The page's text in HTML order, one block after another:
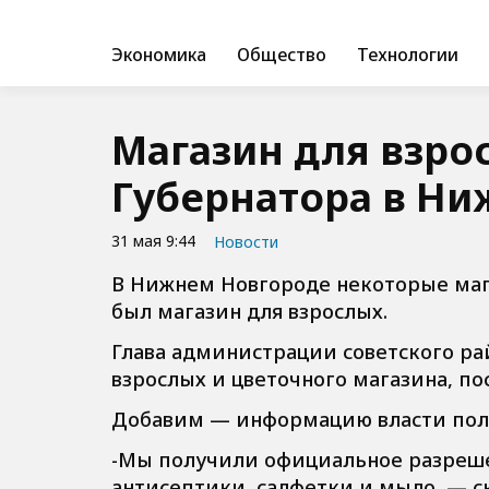
Экономика Общество Технологии
Магазин для
Губернатора в
31 мая 9:44 Новости
В Нижнем Новгороде некоторые
был магазин для взрослых.
Глава администрации советского
взрослых и цветочного магазина,
Добавим — информацию власти
-Мы получили официальное